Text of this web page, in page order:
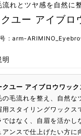
流れとツヤ感を自然に
ユー アイブロ
arm-
明
クユー アイブロウワック
の毛流れを整え、自然な
用スタイリングワックス
ではなく、自眉を活かし
アンスで仕上げたい方に